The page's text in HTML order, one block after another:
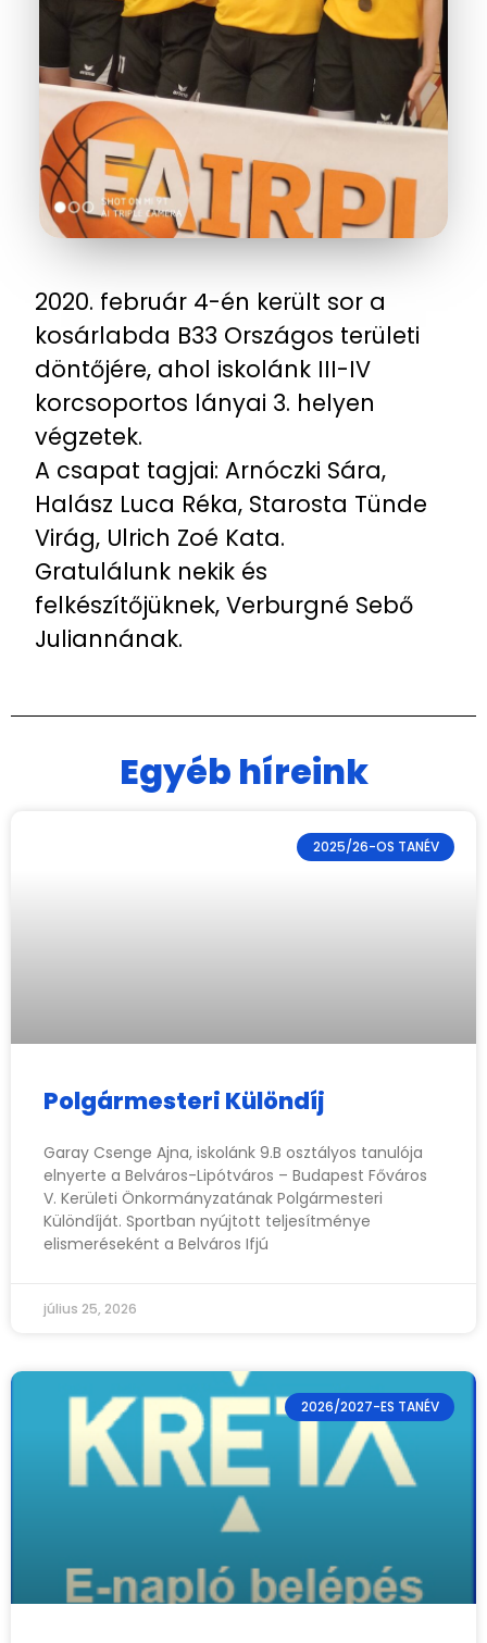
2020. február 4-én került sor a
kosárlabda B33 Országos területi
döntőjére, ahol iskolánk III-IV
korcsoportos lányai 3. helyen
végzetek.
A csapat tagjai: Arnóczki Sára,
Halász Luca Réka, Starosta Tünde
Virág, Ulrich Zoé Kata.
Gratulálunk nekik és
felkészítőjüknek, Verburgné Sebő
Juliannának.
Egyéb híreink
2025/26-OS TANÉV
Polgármesteri Különdíj
Garay Csenge Ajna, iskolánk 9.B osztályos tanulója
elnyerte a Belváros-Lipótváros – Budapest Főváros
V. Kerületi Önkormányzatának Polgármesteri
Különdíját. Sportban nyújtott teljesítménye
elismeréseként a Belváros Ifjú
július 25, 2026
2026/2027-ES TANÉV